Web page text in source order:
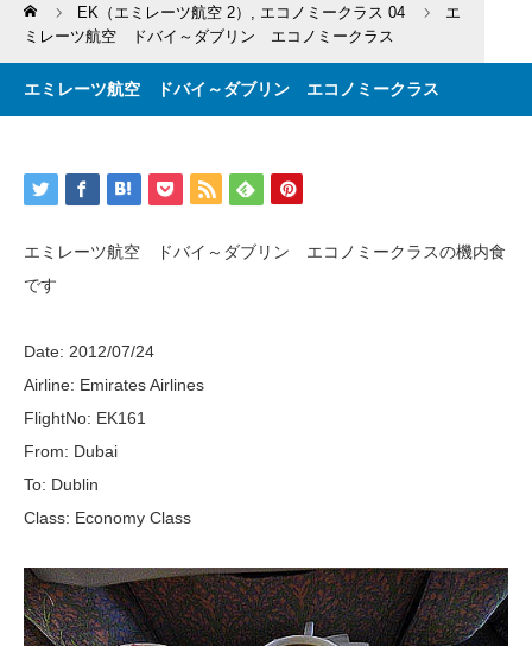
Home EK（エミレーツ航空 2） , エコノミークラス 04
エ
ミレーツ航空 ドバイ～ダブリン エコノミークラス
エミレーツ航空 ドバイ～ダブリン エコノミークラス
エミレーツ航空 ドバイ～ダブリン エコノミークラスの機内食
です
Date: 2012/07/24
Airline: Emirates Airlines
FlightNo: EK161
From: Dubai
To: Dublin
Class: Economy Class